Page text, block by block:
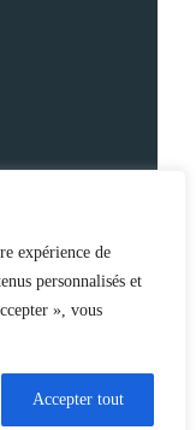
expérience de
personnalisés et
», vous
Accepter tout